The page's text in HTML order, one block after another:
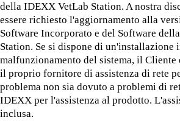
della IDEXX VetLab Station. A nostra
essere richiesto l'aggiornamento alla
Software Incorporato e del Software
Station. Se si dispone di un'installazione
malfunzionamento del sistema, il Cliente
il proprio fornitore di assistenza di rete
problema non sia dovuto a problemi di
IDEXX per l'assistenza al prodotto.
inclusa.